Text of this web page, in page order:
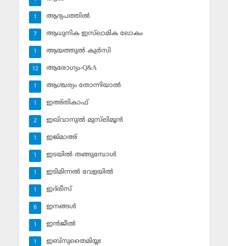
ആദ്യപത്തില്‍
1
ആധുനിക ഇസ്‌ലാമിക ലോകം
7
ആയത്തുല്‍ കുര്‍സി
1
ആരോഗ്യം-Q&A
12
ആശ്ചര്യം തോന്നിയാല്‍
1
ഇഅ്തികാഫ്‌
1
ഇഖ്‌വാനുല്‍ മുസ്‌ലിമൂന്‍
2
ഇജ്മാഅ്
1
ഇടയില്‍ തങ്ങുമ്പോള്‍
1
ഇടിമിന്നല്‍ വേളയില്‍
1
ഇദ്‌രീസ്‌
1
ഇനങ്ങള്‍
6
ഇന്‍ജീല്‍
1
ഇബ്‌നുതൈമിയ്യഃ
1